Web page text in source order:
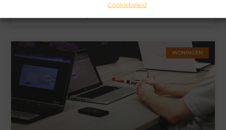
Cookiebeleid
Hoe u een webshop laat bouwen die klaar is voor
WONINGEN